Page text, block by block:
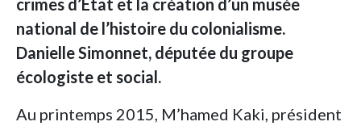
crimes d’État et la création d’un musée
national de l’histoire du colonialisme.
Danielle Simonnet, députée du groupe
écologiste et social.
Au printemps 2015, M’hamed Kaki, président